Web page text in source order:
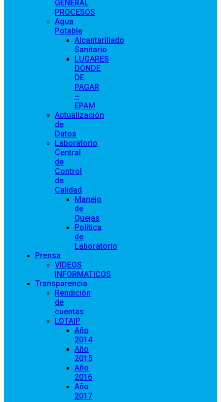
GENERAL
PROCESOS
Agua
Potable
Alcantarillado
Sanitario
LUGARES
DONDE
DE
PAGAR
–
EPAM
Actualización
de
Datos
Laboratorio
Central
de
Control
de
Calidad
Manejo
de
Quejas
Política
de
Laboratorio
Prensa
VIDEOS
INFORMATICOS
Transparencia
Rendición
de
cuentas
LOTAIP
Año
2014
Año
2015
Año
2016
Año
2017